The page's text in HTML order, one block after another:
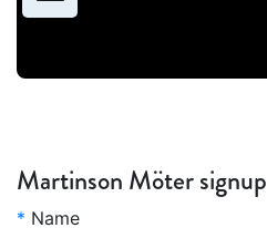
Martinson Möter signup
* Name